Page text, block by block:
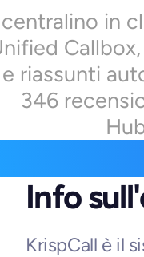
in
e riassunti
346
Info
KrispCall è il